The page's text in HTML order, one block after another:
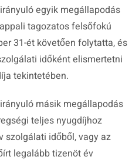
egyik megállapodás
tagozatos felsőfokú
31-ét követően folytatta, és
időként elismertetni
tekintetében.
másik megállapodás
teljes nyugdíjhoz
szolgálati időből, vagy az
legalább tizenöt év